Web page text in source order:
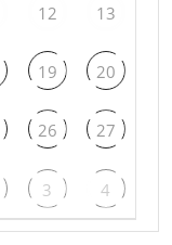
12 13
19 20
26 27
3 4